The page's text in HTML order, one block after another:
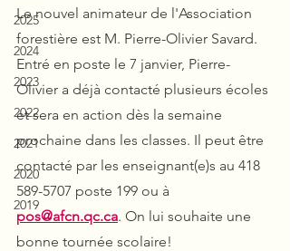
2025
2024
2023
2022
2021
2020
2019
Le nouvel animateur de l'Association
forestière est M. Pierre-Olivier Savard.
Entré en poste le 7 janvier, Pierre-
Olivier a déjà contacté plusieurs écoles
et sera en action dès la semaine
prochaine dans les classes. Il peut être
contacté par les enseignant(e)s au 418
589-5707 poste 199 ou à
pos@afcn.qc.ca. On lui souhaite une
bonne tournée scolaire!